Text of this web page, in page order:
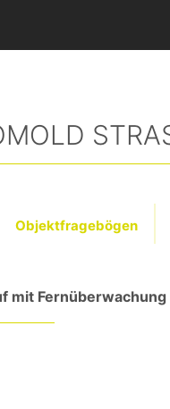
Objektfragebögen
mit Fernüberwachung